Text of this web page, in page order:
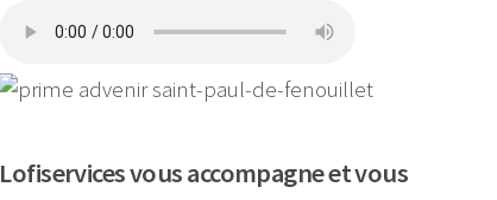
Lofiservices vous accompagne et vous